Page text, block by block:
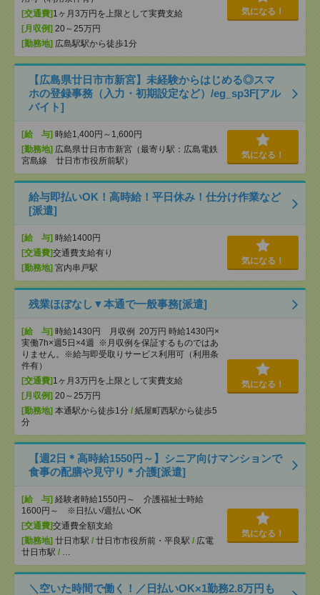
[交通費] 1ヶ月3万円を上限として実費支給
[月収例] 20～25万円
[勤務地] 広島駅駅から徒歩1分
気になる！
【広島県廿日市市新宮】未経験からはじめる◎スマ
ホの登録事務（入力・初期設定など）/eg_sp3F[アル
バイト]
[給 与] 時給1,400円～1,600円
[勤務地] 広島県廿日市市新宮（最寄り駅：広島電鉄
宮島線 廿日市市役所前駅）
気になる！
給与即払いOK！高時給！平日休み！仕分け作業など
[派遣]
[給 与] 時給1400円
[交通費]交通費支給有り
[勤務地] 宮内串戸駅
気になる！
残業ほぼなし▼本通で一般事務[派遣]
[給 与] 時給1430円 月収例 20万円 時給1430円×
実働7h×週5日×4週 ※月収例を保証するものではあ
りません。※給与即受取りサービス利用可（利用条
件有）
[交通費] 1ヶ月3万円を上限として実費支給
[月収例] 20～25万円
[勤務地] 本通駅から徒歩1分 / 紙屋町西駅から徒歩5
分
気になる！
【週2日＊高時給1550円～】シニア向けマンションで
食事の配膳や見守り＊介護[派遣]
[給 与] 経験者時給1550円～ 介護福祉士時給
1600円～ ※日払い/週払いOK
[交通費]交通費全額支給
[勤務地] 廿日市駅 / 廿日市市役所前・平良駅 / 広電
廿日市駅 / …
気になる！
＼空いた時間で働く！／日払いOK×1勤務2.8万円も